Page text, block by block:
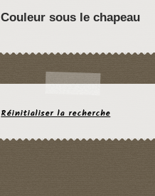
Couleur sous le chapeau
Réinitialiser la recherche